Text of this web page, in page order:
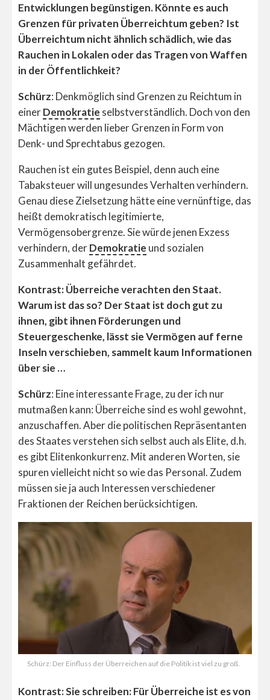
Entwicklungen begünstigen. Könnte es auch
Grenzen für privaten Überreichtum geben? Ist
Überreichtum nicht ähnlich schädlich, wie das
Rauchen in Lokalen oder das Tragen von Waffen
in der Öffentlichkeit?
Schürz: Denkmöglich sind Grenzen zu Reichtum in
einerDemokratie selbstverständlich. Doch von den
Mächtigen werden lieber Grenzen in Form von
Denk- und Sprechtabus gezogen.
Rauchen ist ein gutes Beispiel, denn auch eine
Tabaksteuer will ungesundes Verhalten verhindern.
Genau diese Zielsetzung hätte eine vernünftige, das
heißt demokratisch legitimierte,
Vermögensobergrenze. Sie würde jenen Exzess
verhindern, derDemokratie und sozialen
Zusammenhalt gefährdet.
Kontrast: Überreiche verachten den Staat.
Warum ist das so? Der Staat ist doch gut zu
ihnen, gibt ihnen Förderungen und
Steuergeschenke, lässt sie Vermögen auf ferne
Inseln verschieben, sammelt kaum Informationen
über sie …
Schürz: Eine interessante Frage, zu der ich nur
mutmaßen kann: Überreiche sind es wohl gewohnt,
anzuschaffen. Aber die politischen Repräsentanten
des Staates verstehen sich selbst auch als Elite, d.h.
es gibt Elitenkonkurrenz. Mit anderen Worten, sie
spuren vielleicht nicht so wie das Personal. Zudem
müssen sie ja auch Interessen verschiedener
Fraktionen der Reichen berücksichtigen.
Schürz: Der Einfluss der Überreichen auf die Politik ist viel zu groß.
Kontrast: Sie schreiben: Für Überreiche ist es von